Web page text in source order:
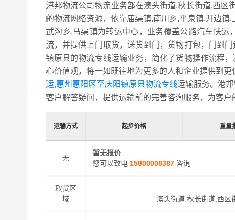
港邦物流公司物流业务部在澳头街道,秋长街道,西区
的物流网络资源，依靠庙渠镇,南川乡,平泉镇,开边
武沟乡,马渠镇为转运中心，业务覆盖公路汽车快
流，并提供上门取货，送货到门，货物打包，门到
镇原县的物流专线运输业务，简化了货物操作流程
心价值观，将一如既往地为更多的人和企业提供到更
运,惠州惠阳区至庆阳镇原县物流专线运输服务。港
客户解答疑问，提供运输前的完善咨询服务，为客户
运输方式 起步价格 重量
无
暂无报价
您可以致电 15800008387咨询
取货区
域
澳头街道,秋长街道,西区